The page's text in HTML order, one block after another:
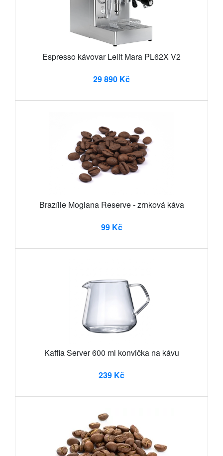
Espresso kávovar Lelit Mara PL62X V2
29 890 Kč
Brazílie Mogiana Reserve - zrnková káva
99 Kč
Kaffia Server 600 ml konvička na kávu
239 Kč